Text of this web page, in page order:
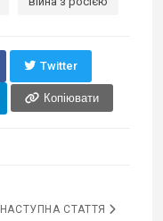
Twitter
Копіювати
НАСТУПНА СТАТТЯ